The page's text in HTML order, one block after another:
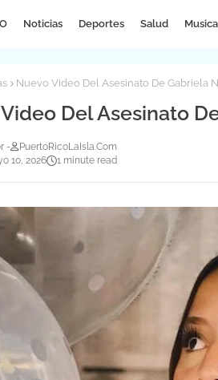
Noticias Deportes Salud Musica
Nuevo Video Del Asesinato De Gabriela
Del Asesinato
PuertoRicoLaIsla.Com
10, 2026
1 minute read